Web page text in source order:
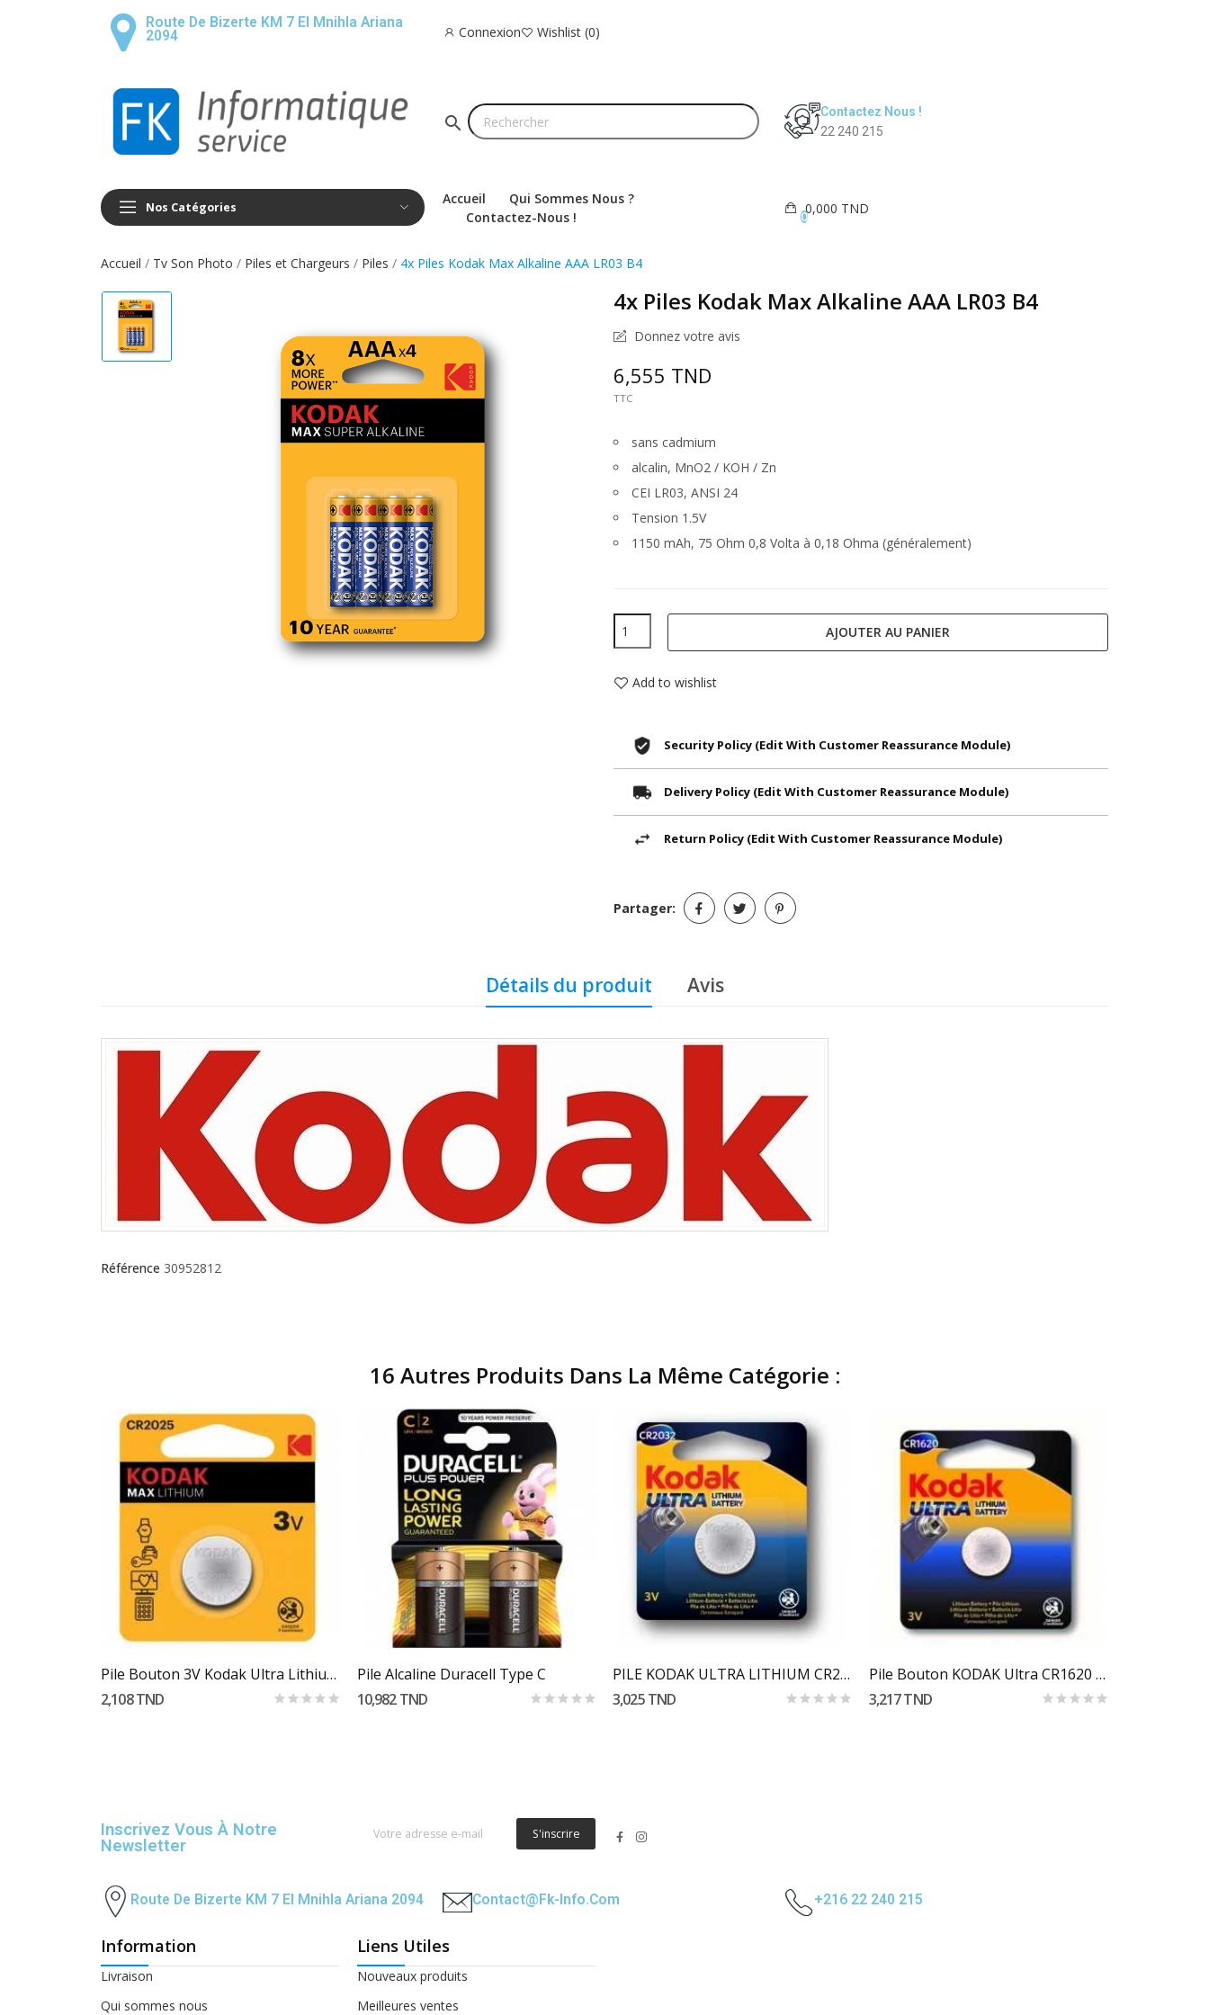
Route De Bizerte KM 7 El Mnihla Ariana
2094 Connexion Wishlist 0
search
Contactez Nous !
22 240 215
Nos Catégories
Accueil
Qui Sommes Nous ?
Contactez-Nous !
0,000 TND
0
Accueil Tv Son Photo Piles et Chargeurs Piles 4x Piles Kodak Max Alkaline AAA LR03 B4
4x Piles Kodak Max Alkaline AAA LR03 B4
Donnez votre avis
6,555 TND
TTC
sans cadmium
alcalin, MnO2 / KOH / Zn
CEI LR03, ANSI 24
Tension 1.5V
1150 mAh, 75 Ohm 0,8 Volta à 0,18 Ohma (généralement)
AJOUTER AU PANIER
Add to wishlist
Security Policy (edit With Customer Reassurance Module)
Delivery Policy (edit With Customer Reassurance Module)
Return Policy (edit With Customer Reassurance Module)
Partager:
Détails du produit Avis
Référence 30952812
16 Autres Produits Dans La Même Catégorie :
Ajouter Au Panier
Pile Bouton 3V Kodak Ultra Lithium CR2025
2,108 TND
Ajouter Au Panier
Pile Alcaline Duracell Type C
10,982 TND
Ajouter Au Panier
PILE KODAK ULTRA LITHIUM CR2032 1P
3,025 TND
Ajouter Au Panier
Pile Bouton KODAK Ultra CR1620 Lithium 3V
3,217 TND
Inscrivez Vous À Notre
Newsletter
S'inscrire
Route De Bizerte KM 7 El Mnihla Ariana 2094 Contact@fk-Info.com +216 22 240 215
Information
Livraison
Qui sommes nous
Liens Utiles
Nouveaux produits
Meilleures ventes